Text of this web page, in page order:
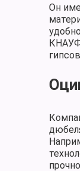
Он
КНАУФ